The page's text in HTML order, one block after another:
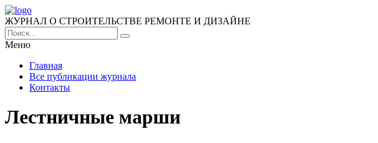
ЖУРНАЛ О СТРОИТЕЛЬСТВЕ РЕМОНТЕ И ДИЗАЙНЕ
Меню
Главная
Все публикации журнала
Контакты
Лестничные марши